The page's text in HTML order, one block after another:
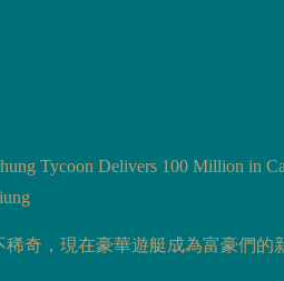
Tycoon Delivers 100 Million in
稀奇，現在豪華遊艇成為富豪們